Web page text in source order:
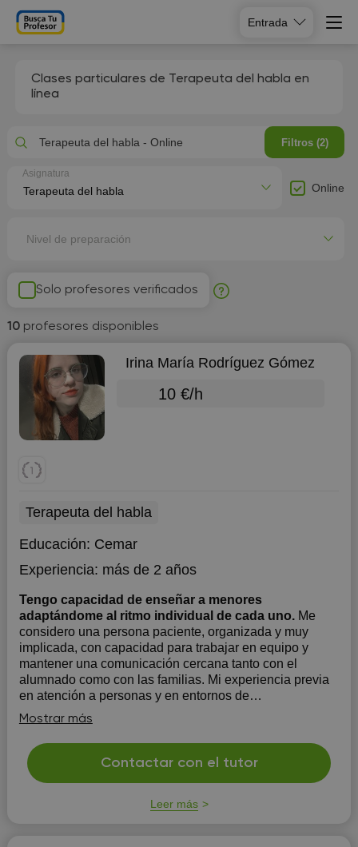
Entrada
Clases particulares de Terapeuta del habla en
línea
Solo profesores verificados
10 profesores disponibles
Irina María Rodríguez Gómez
10 €/h
Terapeuta del habla
Educación: Cemar
Experiencia: más de 2 años
Tengo capacidad de enseñar a menores
adaptándome al ritmo individual de cada uno. Me
considero una persona paciente, organizada y muy
implicada, con capacidad para trabajar en equipo y
mantener una comunicación cercana tanto con el
alumnado como con las familias. Mi experiencia previa
en atención a personas y en entornos de
responsabilidad ha reforzado mi empatía, mi capacidad
de...
Mostrar más
Contactar con el tutor
Leer más
Terapeuta del habla - Online Filtros (2)
Asignatura
Online
Nivel de preparación